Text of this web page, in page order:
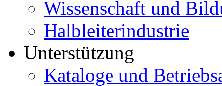
Wissenschaft und
Halbleiterindustrie
Unterstützung
Kataloge und